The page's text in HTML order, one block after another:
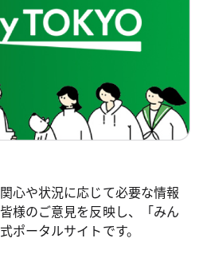
心や状況に応じて必要な情報
様のご意見を反映し、「みん
ポータルサイトです。